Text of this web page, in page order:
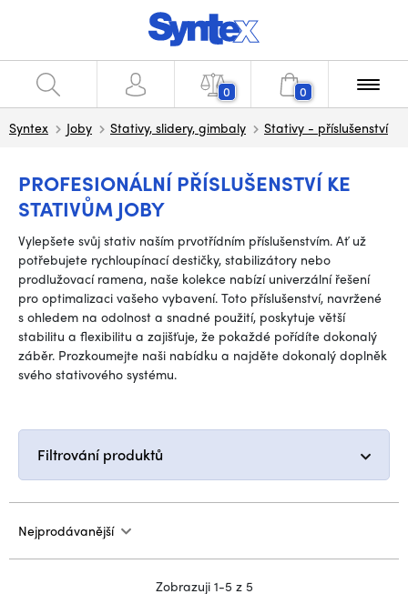
0 0
Syntex Joby Stativy, slidery, gimbaly Stativy - příslušenství
PROFESIONÁLNÍ PŘÍSLUŠENSTVÍ KE
STATIVŮM JOBY
Vylepšete svůj stativ naším prvotřídním příslušenstvím. Ať už
potřebujete rychloupínací destičky, stabilizátory nebo
prodlužovací ramena, naše kolekce nabízí univerzální řešení
pro optimalizaci vašeho vybavení. Toto příslušenství, navržené
s ohledem na odolnost a snadné použití, poskytuje větší
stabilitu a flexibilitu a zajišťuje, že pokaždé pořídíte dokonalý
záběr. Prozkoumejte naši nabídku a najděte dokonalý doplněk
svého stativového systému.
Filtrování produktů
Nejprodávanější
Zobrazuji 1-5 z 5